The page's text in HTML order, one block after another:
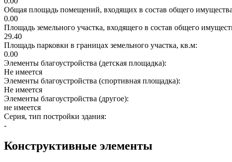
Общая площадь помещений, входящих в состав общего
0.00
Площадь земельного участка, входящего в состав общего
29.40
Площадь парковки в границах земельного участка, кв.м:
0.00
Элементы благоустройства (детская площадка):
Не имеется
Элементы благоустройства (спортивная площадка):
Не имеется
Элементы благоустройства (другое):
не имеется
Серия, тип постройки здания:
-
Конструктивные элементы